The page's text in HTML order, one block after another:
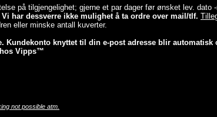
på tilgjengelighet; gjerne et par dager før ønsket lev. dato
Vi har dessverre ikke mulighet å ta ordre over mail/tlf.
eller minske antall kuverter.
knyttet til din e-post adresse blir automatisk
Vipps™
not possible atm.